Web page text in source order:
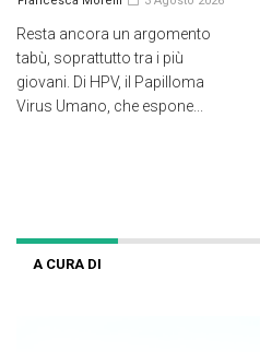
Resta ancora un argomento
tabù, soprattutto tra i più
giovani. Di HPV, il Papilloma
Virus Umano, che espone...
A CURA DI